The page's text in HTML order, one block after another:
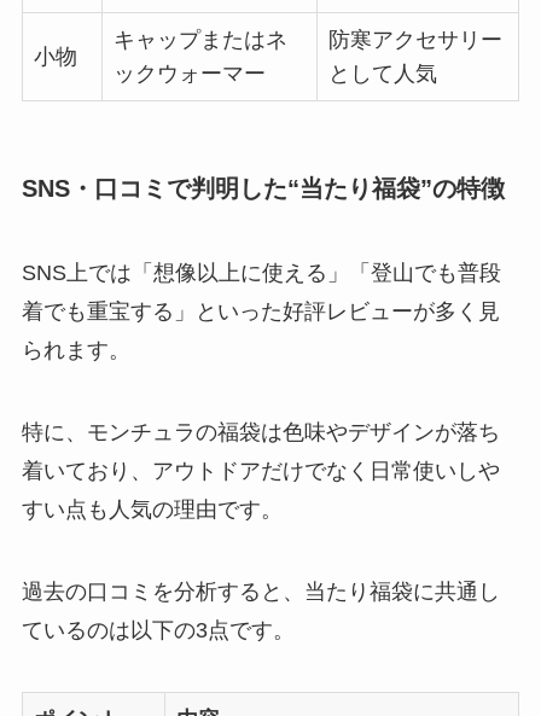
小物
キャップまたはネ
ックウォーマー
防寒アクセサリー
として人気
SNS・口コミで判明した“当たり福袋”の特徴
SNS上では「想像以上に使える」「登山でも普段
着でも重宝する」といった好評レビューが多く見
られます。
特に、モンチュラの福袋は色味やデザインが落ち
着いており、アウトドアだけでなく日常使いしや
すい点も人気の理由です。
過去の口コミを分析すると、当たり福袋に共通し
ているのは以下の3点です。